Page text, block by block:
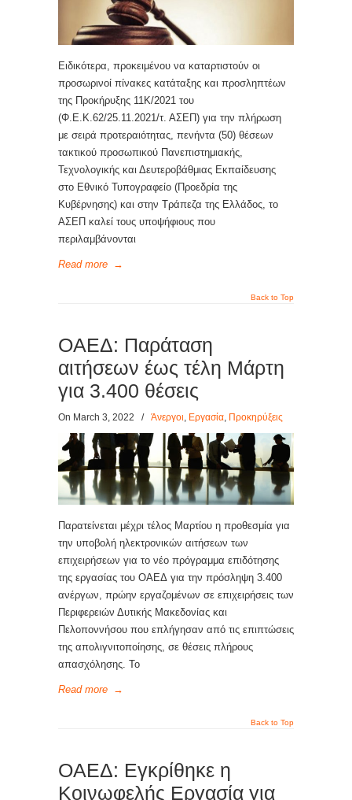
Ειδικότερα, προκειμένου να καταρτιστούν οι
προσωρινοί πίνακες κατάταξης και προσληπτέων
της Προκήρυξης 11Κ/2021 του
(Φ.Ε.Κ.62/25.11.2021/τ. ΑΣΕΠ) για την πλήρωση
με σειρά προτεραιότητας, πενήντα (50) θέσεων
τακτικού προσωπικού Πανεπιστημιακής,
Τεχνολογικής και Δευτεροβάθμιας Εκπαίδευσης
στο Εθνικό Τυπογραφείο (Προεδρία της
Κυβέρνησης) και στην Τράπεζα της Ελλάδος, το
ΑΣΕΠ καλεί τους υποψήφιους που
περιλαμβάνονται
Read more →
Back to Top
ΟΑΕΔ: Παράταση
αιτήσεων έως τέλη Μάρτη
για 3.400 θέσεις
On March 3, 2022 / Άνεργοι, Εργασία, Προκηρύξεις
Παρατείνεται μέχρι τέλος Μαρτίου η προθεσμία για
την υποβολή ηλεκτρονικών αιτήσεων των
επιχειρήσεων για το νέο πρόγραμμα επιδότησης
της εργασίας του ΟΑΕΔ για την πρόσληψη 3.400
ανέργων, πρώην εργαζομένων σε επιχειρήσεις των
Περιφερειών Δυτικής Μακεδονίας και
Πελοποννήσου που επλήγησαν από τις επιπτώσεις
της απολιγνιτοποίησης, σε θέσεις πλήρους
απασχόλησης. Το
Read more →
Back to Top
ΟΑΕΔ: Εγκρίθηκε η
Κοινωφελής Εργασία για